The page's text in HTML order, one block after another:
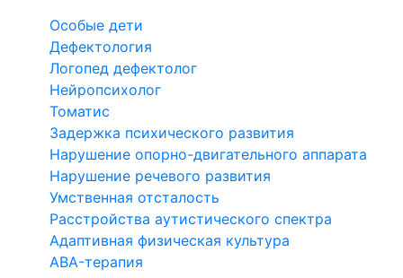
Особые дети
Дефектология
Логопед дефектолог
Нейропсихолог
Томатис
Задержка психического развития
Нарушение опорно-двигательного аппарата
Нарушение речевого развития
Умственная отсталость
Расстройства аутистического спектра
Адаптивная физическая культура
ABA-терапия